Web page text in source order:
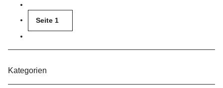
Seite 1
Kategorien